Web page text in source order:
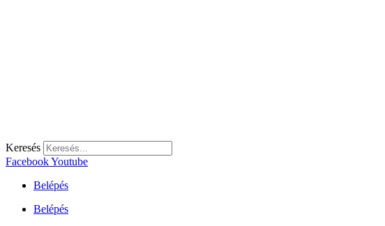
Keresés
FacebookYoutube
Belépés
Belépés